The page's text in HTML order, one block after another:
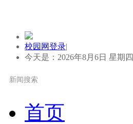
校园网登录|
今天是：2026年8月6日 星期四
首页